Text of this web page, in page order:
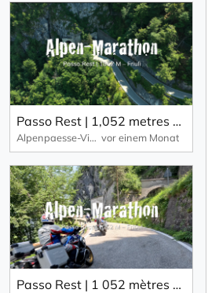
Passo Rest | 1,052 metres – 30 bends and hairpin bends and a narrow road characterise this Alpine pass.
Alpenpaesse-Videos | Alpen-Marathon vor einem Monat
Passo Rest | 1 052 mètres – 30 virages et lacets ainsi qu’une route étroite caractérisent ce col alpin.